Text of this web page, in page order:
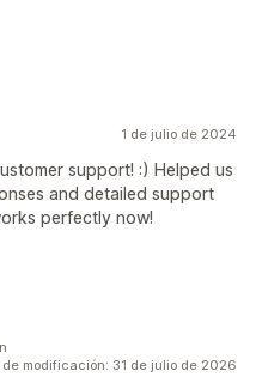
1 de julio de 2024
support! :) Helped us
and detailed support
perfectly now!
de modificación: 31 de julio de 2026